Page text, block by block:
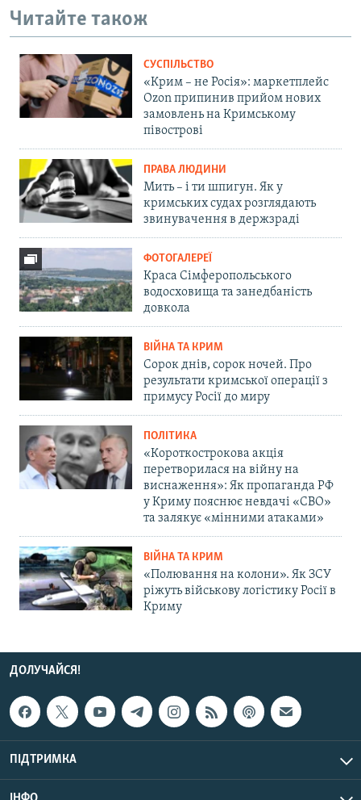
Читайте також
СУСПІЛЬСТВО
«Крим – не Росія»: маркетплейс
Ozon припинив прийом нових
замовлень на Кримському
півострові
ПРАВА ЛЮДИНИ
Мить – і ти шпигун. Як у
кримських судах розглядають
звинувачення в держзраді
ФОТОГАЛЕРЕЇ
Краса Сімферопольського
водосховища та занедбаність
довкола
ВІЙНА ТА КРИМ
Сорок днів, сорок ночей. Про
результати кримської операції з
примусу Росії до миру
ПОЛІТИКА
«Короткострокова акція
перетворилася на війну на
виснаження»: Як пропаганда РФ
у Криму пояснює невдачі «СВО»
та залякує «мінними атаками»
ВІЙНА ТА КРИМ
«Полювання на колони». Як ЗСУ
ріжуть військову логістику Росії в
Криму
ДОЛУЧАЙСЯ!
ПІДТРИМКА